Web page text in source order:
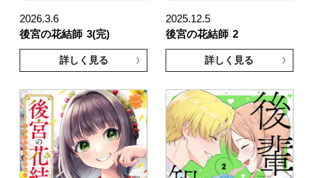
2026.3.6
後宮の花結師 3(完)
詳しく見る
2025.12.5
後宮の花結師 2
詳しく見る